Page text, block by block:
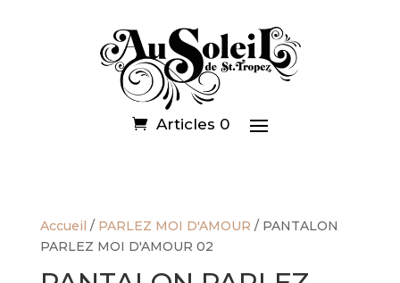
Articles 0
Accueil / PARLEZ MOI D'AMOUR / PANTALON
PARLEZ MOI D'AMOUR 02